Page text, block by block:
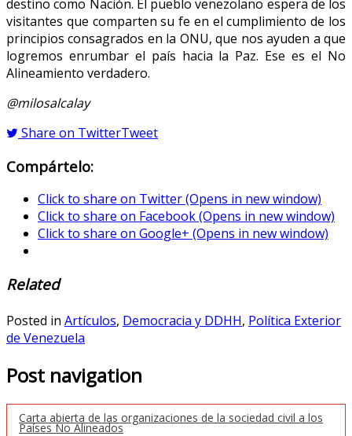
destino como Nación. El pueblo venezolano espera de los
visitantes que comparten su fe en el cumplimiento de los
principios consagrados en la ONU, que nos ayuden a que
logremos enrumbar el país hacia la Paz. Ese es el No
Alineamiento verdadero.
@milosalcalay
Share on TwitterTweet
Compártelo:
Click to share on Twitter (Opens in new window)
Click to share on Facebook (Opens in new window)
Click to share on Google+ (Opens in new window)
Related
Posted in Artículos, Democracia y DDHH, Política Exterior
de Venezuela
Post navigation
Carta abierta de las organizaciones de la sociedad civil a los
Países No Alineados